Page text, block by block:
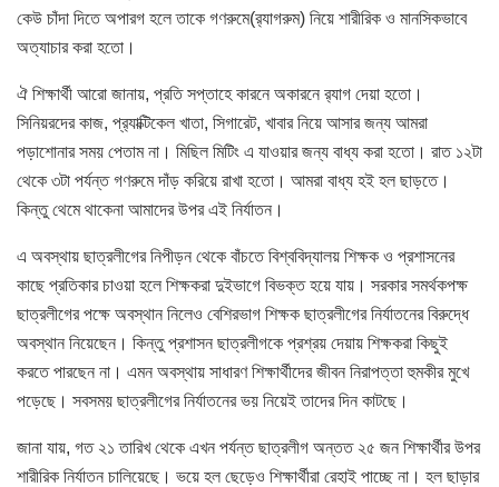
কেউ চাঁদা দিতে অপারগ হলে তাকে গণরুমে(র‍্যাগরুম) নিয়ে শারীরিক ও মানসিকভাবে
অত্যাচার করা হতো।
ঐ শিক্ষার্থী আরো জানায়, প্রতি সপ্তাহে কারনে অকারনে র‍্যাগ দেয়া হতো।
সিনিয়রদের কাজ, প্র‍্যাক্টিকেল খাতা, সিগারেট, খাবার নিয়ে আসার জন্য আমরা
পড়াশোনার সময় পেতাম না। মিছিল মিটিং এ যাওয়ার জন্য বাধ্য করা হতো। রাত ১২টা
থেকে ৩টা পর্যন্ত গণরুমে দাঁড় করিয়ে রাখা হতো। আমরা বাধ্য হই হল ছাড়তে।
কিন্তু থেমে থাকেনা আমাদের উপর এই নির্যাতন।
এ অবস্থায় ছাত্রলীগের নিপীড়ন থেকে বাঁচতে বিশ্ববিদ্যালয় শিক্ষক ও প্রশাসনের
কাছে প্রতিকার চাওয়া হলে শিক্ষকরা দুইভাগে বিভক্ত হয়ে যায়। সরকার সমর্থকপক্ষ
ছাত্রলীগের পক্ষে অবস্থান নিলেও বেশিরভাগ শিক্ষক ছাত্রলীগের নির্যাতনের বিরুদ্ধে
অবস্থান নিয়েছেন। কিন্তু প্রশাসন ছাত্রলীগকে প্রশ্রয় দেয়ায় শিক্ষকরা কিছুই
করতে পারছেন না। এমন অবস্থায় সাধারণ শিক্ষার্থীদের জীবন নিরাপত্তা হুমকীর মুখে
পড়েছে। সবসময় ছাত্রলীগের নির্যাতনের ভয় নিয়েই তাদের দিন কাটছে।
জানা যায়, গত ২১ তারিখ থেকে এখন পর্যন্ত ছাত্রলীগ অন্তত ২৫ জন শিক্ষার্থীর উপর
শারীরিক নির্যাতন চালিয়েছে। ভয়ে হল ছেড়েও শিক্ষার্থীরা রেহাই পাচ্ছে না। হল ছাড়ার